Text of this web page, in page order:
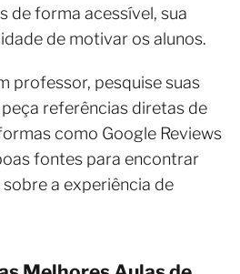
de forma acessível, sua
de motivar os alunos.
professor, pesquise suas
referências diretas de
como Google Reviews
fontes para encontrar
a experiência de